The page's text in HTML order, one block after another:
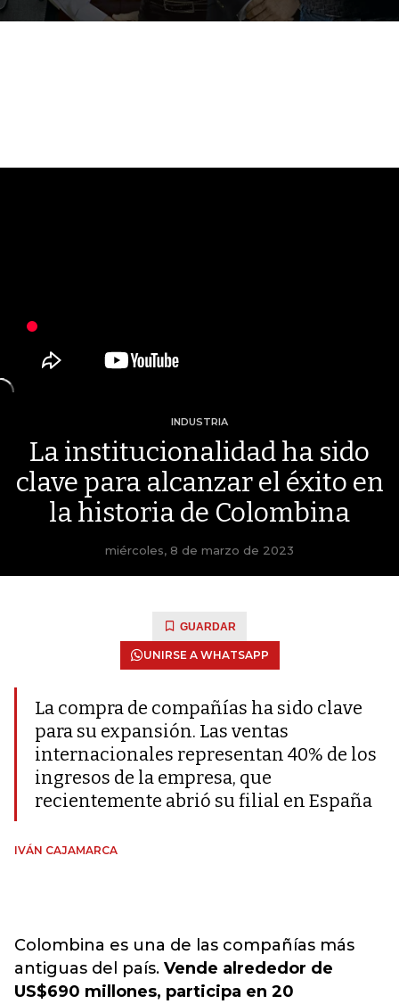
INDUSTRIA
La institucionalidad ha sido
clave para alcanzar el éxito en
la historia de Colombina
miércoles, 8 de marzo de 2023
GUARDAR
UNIRSE A WHATSAPP
La compra de compañías ha sido clave
para su expansión. Las ventas
internacionales representan 40% de los
ingresos de la empresa, que
recientemente abrió su filial en España
IVÁN CAJAMARCA
Colombina es una de las compañías más
antiguas del país. Vende alrededor de
US$690 millones, participa en 20